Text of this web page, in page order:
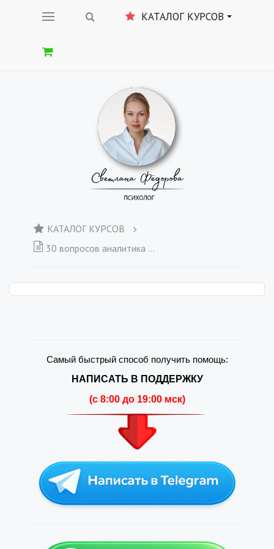
КАТАЛОГ КУРСОВ
КАТАЛОГ КУРСОВ
30 вопросов аналитика себе для исследования клиента
Самый быстрый способ получить помощь:
НАПИСАТЬ В ПОДДЕРЖКУ
(c 8:00 до 19:00 мск)